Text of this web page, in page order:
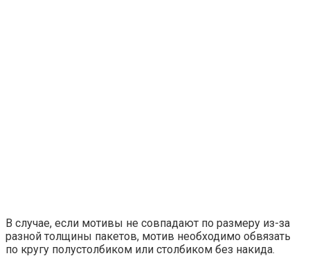
В случае, если мотивы не совпадают по размеру из-за
разной толщины пакетов, мотив необходимо обвязать
по кругу полустолбиком или столбиком без накида.